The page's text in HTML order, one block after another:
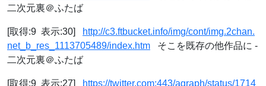
二次元裏＠ふたば
[取得:9 表示:30]
http://c3.ftbucket.info/img/cont/img.2chan.
net_b_res_1113705489/index.htm そこを既存の他作品に -
二次元裏＠ふたば
[取得:9 表示:27]
https://twitter.com:443/agraph/status/1714